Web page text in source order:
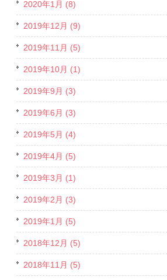
2020年1月 (8)
2019年12月 (9)
2019年11月 (5)
2019年10月 (1)
2019年9月 (3)
2019年6月 (3)
2019年5月 (4)
2019年4月 (5)
2019年3月 (1)
2019年2月 (3)
2019年1月 (5)
2018年12月 (5)
2018年11月 (5)